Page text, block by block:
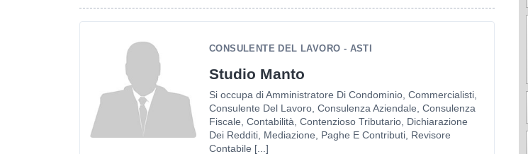
CONSULENTE DEL LAVORO - ASTI
Studio Manto
Si occupa di Amministratore Di Condominio, Commercialisti,
Consulente Del Lavoro, Consulenza Aziendale, Consulenza
Fiscale, Contabilità, Contenzioso Tributario, Dichiarazione
Dei Redditi, Mediazione, Paghe E Contributi, Revisore
Contabile [...]